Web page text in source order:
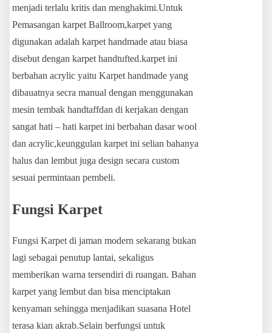
menjadi terlalu kritis dan menghakimi.Untuk
Pemasangan karpet Ballroom,karpet yang
digunakan adalah karpet handmade atau biasa
disebut dengan karpet handtufted.karpet ini
berbahan acrylic yaitu Karpet handmade yang
dibauatnya secra manual dengan menggunakan
mesin tembak handtaffdan di kerjakan dengan
sangat hati – hati karpet ini berbahan dasar wool
dan acrylic,keunggulan karpet ini selian bahanya
halus dan lembut juga design secara custom
sesuai permintaan pembeli.
Fungsi Karpet
Fungsi Karpet di jaman modern sekarang bukan
lagi sebagai penutup lantai, sekaligus
memberikan warna tersendiri di ruangan. Bahan
karpet yang lembut dan bisa menciptakan
kenyaman sehingga menjadikan suasana Hotel
terasa kian akrab.Selain berfungsi untuk